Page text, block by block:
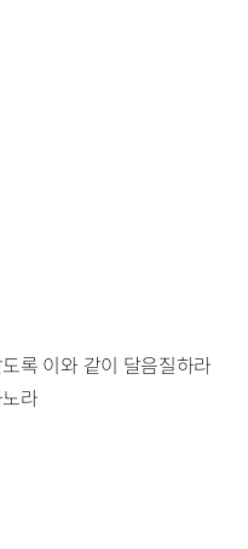
록 이와 같이 달음질하라
라